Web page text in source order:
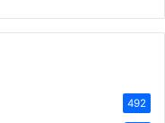
492